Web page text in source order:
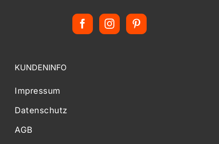
KUNDENINFO
Impressum
Datenschutz
AGB